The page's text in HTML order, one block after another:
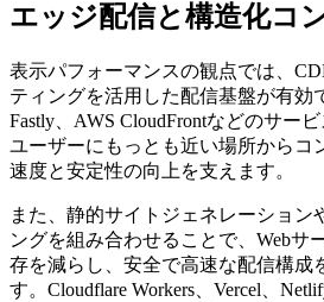
エッジ配信と構造化コ
表示パフォーマンスの観点では、
ティングを活用した配信基盤が有効
Fastly、AWS CloudFrontなどのサー
ユーザーにもっとも近い場所からコ
速度と安定性の向上を支えます。
また、静的サイトジェネレーション
ングを組み合わせることで、Webサ
存を減らし、安全で高速な配信構成
す。Cloudflare Workers、Vercel、